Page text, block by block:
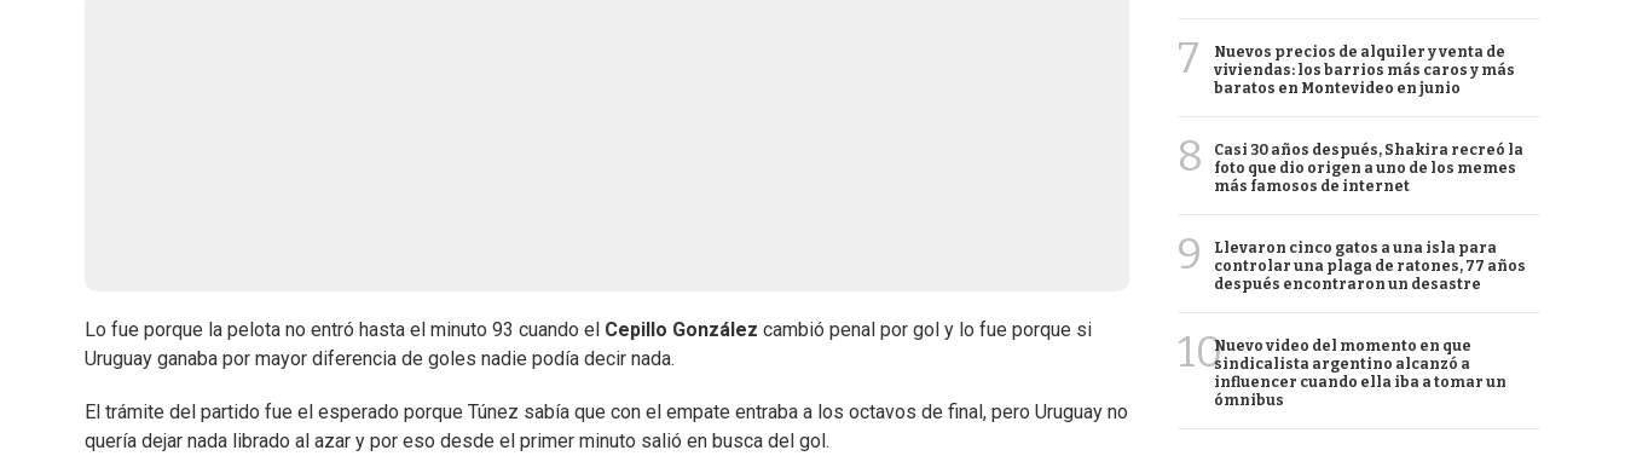
Lo fue porque la pelota no entró hasta el minuto 93 cuando el Cepillo González cambió penal por gol y lo fue porque si
Uruguay ganaba por mayor diferencia de goles nadie podía decir nada.
El trámite del partido fue el esperado porque Túnez sabía que con el empate entraba a los octavos de final, pero Uruguay no
quería dejar nada librado al azar y por eso desde el primer minuto salió en busca del gol.
7
Nuevos precios de alquiler y venta de
viviendas: los barrios más caros y más
baratos en Montevideo en junio
8
Casi 30 años después, Shakira recreó la
foto que dio origen a uno de los memes
más famosos de internet
9
Llevaron cinco gatos a una isla para
controlar una plaga de ratones, 77 años
después encontraron un desastre
10Nuevo video del momento en que
sindicalista argentino alcanzó a
influencer cuando ella iba a tomar un
ómnibus